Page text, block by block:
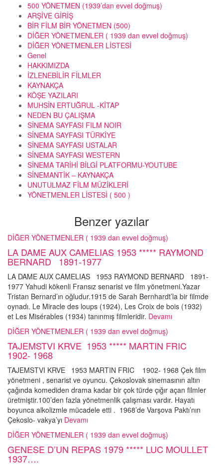
500 YÖNETMEN (1939’dan evvel doğmuş)
ARŞİVE GİRİŞ
BİR FİLM BİR YÖNETMEN (500)
DİĞER YÖNETMENLER ( 1939 dan evvel doğmuş)
DİĞER YÖNETMENLER LİSTESİ
Genel
HAKKIMIZDA
İZLENEBİLİR FİLMLER
KAYNAKÇA
KÖŞE YAZILARI
MUHSİN ERTUĞRUL -KİTAP
NEDEN BU ÇALIŞMA
SİNEMA SAYFASI FILM NOIR
SİNEMA SAYFASI TÜRKİYE
SİNEMA SAYFASI USTALAR
SİNEMA SAYFASI WESTERN
SİNEMA TARİHİ BİLGİ PLATFORMU-YOUTUBE
SİNEMANTİK – KAYNAKÇA
UNUTULMAZ FİLM MÜZİKLERİ
YÖNETMENLER LİSTESİ ( 500 )
Benzer yazılar
DİĞER YÖNETMENLER ( 1939 dan evvel doğmuş)
LA DAME AUX CAMELIAS 1953 ***** RAYMOND
BERNARD 1891-1977
LA DAME AUX CAMELIAS 1953 RAYMOND BERNARD 1891-
1977 Yahudi kökenli Fransız senarist ve film yönetmeni.Yazar
Tristan Bernard’ın oğludur.1915 de Sarah Bernhardt’la bir filmde
oynadı. Le Miracle des loups (1924), Les Croix de bois (1932)
et Les Misérables (1934) tanınmış filmleridir. Devamı
DİĞER YÖNETMENLER ( 1939 dan evvel doğmuş)
TAJEMSTVI KRVE 1953 ***** MARTIN FRIC
1902- 1968
TAJEMSTVI KRVE 1953 MARTIN FRIC 1902- 1968 Çek film
yönetmeni , senarist ve oyuncu. Çekoslovak sinemasının altın
çağında komediden drama kadar bir çok türde çığır açan filmler
üretmiştir.100’den fazla yönetmenlik çalışması vardır. Hayatı
boyunca alkolizmle mücadele etti . 1968’de Varşova Paktı’nın
Çekoslo- vakya’yı Devamı
DİĞER YÖNETMENLER ( 1939 dan evvel doğmuş)
GENESE D’UN REPAS 1979 ***** LUC MOULLET
1937….